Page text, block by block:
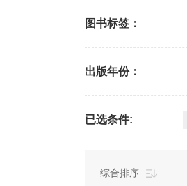
图书标签：
出版年份：
已选条件:
综合排序